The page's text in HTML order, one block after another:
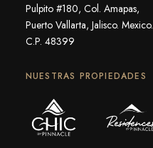
Pulpito #180, Col. Amapas,
Puerto Vallarta, Jalisco. Mexico.
C.P. 48399
NUESTRAS PROPIEDADES